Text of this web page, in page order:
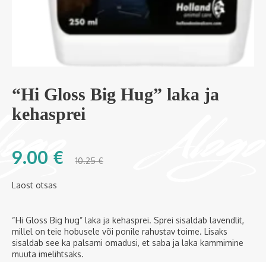
“Hi Gloss Big Hug” laka ja
kehasprei
9.00 € 10.25€
Laost otsas
“Hi Gloss Big hug” laka ja kehasprei. Sprei sisaldab lavendlit,
millel on teie hobusele või ponile rahustav toime. Lisaks
sisaldab see ka palsami omadusi, et saba ja laka kammimine
muuta imelihtsaks.